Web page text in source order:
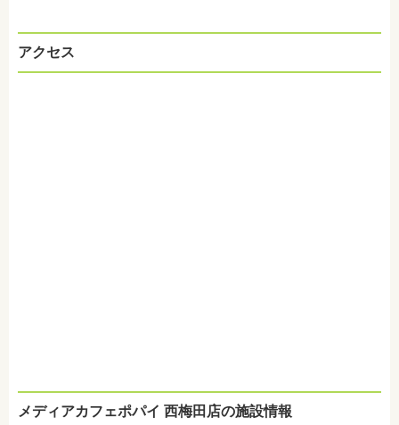
アクセス
メディアカフェポパイ 西梅田店の施設情報